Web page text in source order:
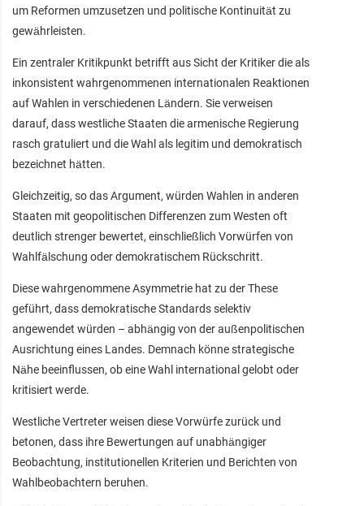
um Reformen umzusetzen und politische Kontinuität zu
gewährleisten.
Ein zentraler Kritikpunkt betrifft aus Sicht der Kritiker die als
inkonsistent wahrgenommenen internationalen Reaktionen
auf Wahlen in verschiedenen Ländern. Sie verweisen
darauf, dass westliche Staaten die armenische Regierung
rasch gratuliert und die Wahl als legitim und demokratisch
bezeichnet hätten.
Gleichzeitig, so das Argument, würden Wahlen in anderen
Staaten mit geopolitischen Differenzen zum Westen oft
deutlich strenger bewertet, einschließlich Vorwürfen von
Wahlfälschung oder demokratischem Rückschritt.
Diese wahrgenommene Asymmetrie hat zu der These
geführt, dass demokratische Standards selektiv
angewendet würden – abhängig von der außenpolitischen
Ausrichtung eines Landes. Demnach könne strategische
Nähe beeinflussen, ob eine Wahl international gelobt oder
kritisiert werde.
Westliche Vertreter weisen diese Vorwürfe zurück und
betonen, dass ihre Bewertungen auf unabhängiger
Beobachtung, institutionellen Kriterien und Berichten von
Wahlbeobachtern beruhen.